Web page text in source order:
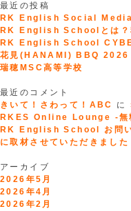
最近の投稿
RK English Social Media
RK English Schoolとは？
RK English School
花見(HANAMI) BBQ 2026
瑞穂MSC高等学校
最近のコメント
きいて！さわって！ABC
に
RKES Online Lounge -無
RK English School お問い
に取材させていただきまし
アーカイブ
2026年5月
2026年4月
2026年2月